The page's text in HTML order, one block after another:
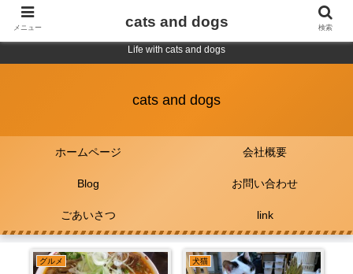
Life with cats and dogs
cats and dogs
ホームページ 会社概要
Blog お問い合わせ
ごあいさつ link
グルメ 犬猫
メニュー cats and dogs 検索